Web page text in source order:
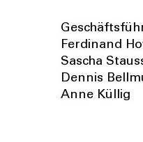
Ferdinand
Sascha
Dennis
Anne Küllig